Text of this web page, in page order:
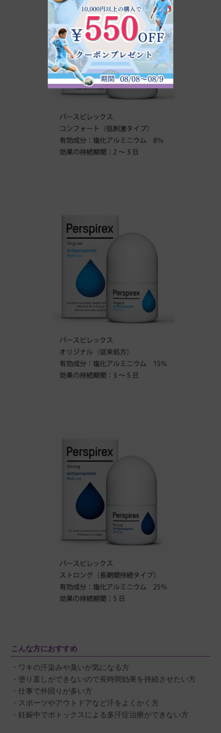
こんな方におすすめ
・ワキの汗染みや臭いが気になる方
・塗り直しができないので長時間効果を持続させたい方
・仕事で外回りが多い方
・スポーツやアウトドアなど汗をよくかく方
・妊娠中でボトックスによる多汗症治療ができない方